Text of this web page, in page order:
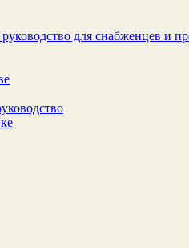
для снабженцев и